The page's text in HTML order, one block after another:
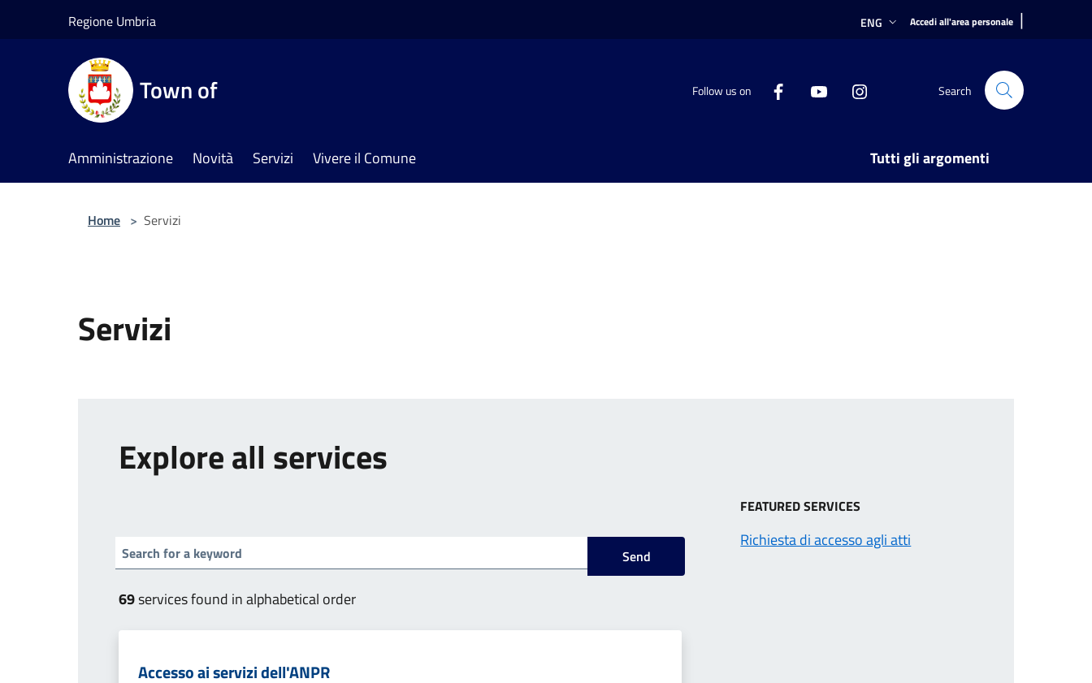
Regione Umbria ENG Accedi all'area personale |
Town of Follow us on Search
Amministrazione Novità Servizi Vivere il Comune Tutti gli argomenti
Home > Servizi
Servizi
Explore all services
Send
69services found in alphabetical order
Accesso ai servizi dell'ANPR
FEATURED SERVICES
Richiesta di accesso agli atti